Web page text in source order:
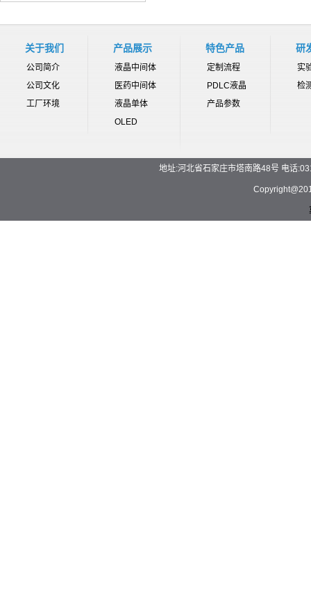
关于我们
公司简介
公司文化
工厂环境
产品展示
液晶中间体
医药中间体
液晶单体
OLED
特色产品
定制流程
PDLC液晶
产品参数
研
实
检
地址:河北省石家庄市塔南路48号 电话